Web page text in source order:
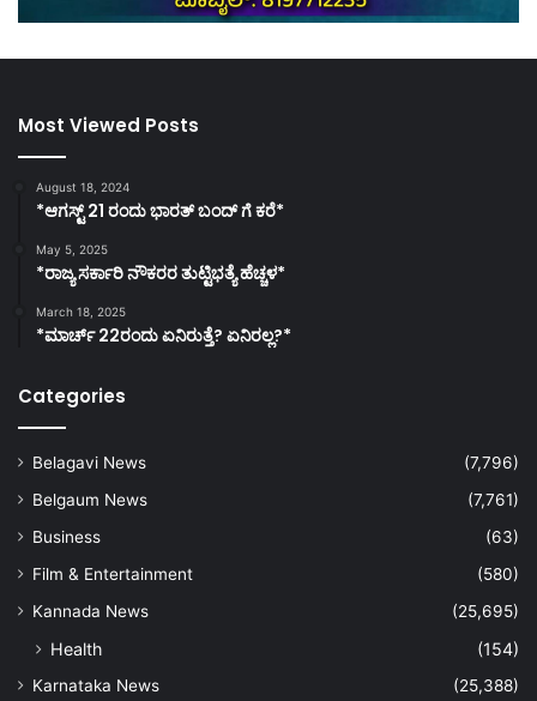
Most Viewed Posts
August 18, 2024
*ಆಗಸ್ಟ್ 21 ರಂದು ಭಾರತ್‌ ಬಂದ್‌ ಗೆ ಕರೆ*
May 5, 2025
*ರಾಜ್ಯ ಸರ್ಕಾರಿ ನೌಕರರ ತುಟ್ಟಿಭತ್ಯೆ ಹೆಚ್ಚಳ*
March 18, 2025
*ಮಾರ್ಚ್ 22ರಂದು ಏನಿರುತ್ತೆ? ಏನಿರಲ್ಲ?*
Categories
Belagavi News
(7,796)
Belgaum News
(7,761)
Business
(63)
Film & Entertainment
(580)
Kannada News
(25,695)
Health (154)
Karnataka News
(25,388)